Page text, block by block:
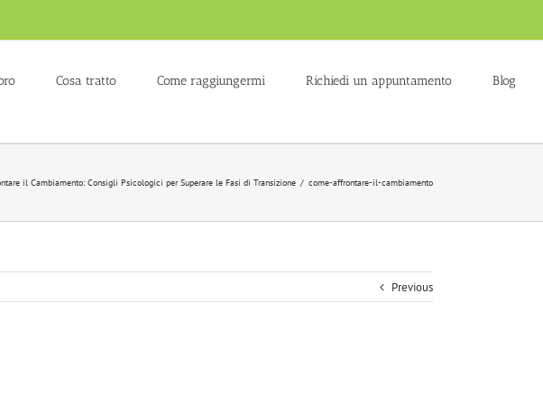
Cosa tratto Come raggiungermi Richiedi un appuntamento Blog
il Cambiamento: Consigli Psicologici per Superare le Fasi di Transizione / come-affrontare-il-cambiamento
Previous